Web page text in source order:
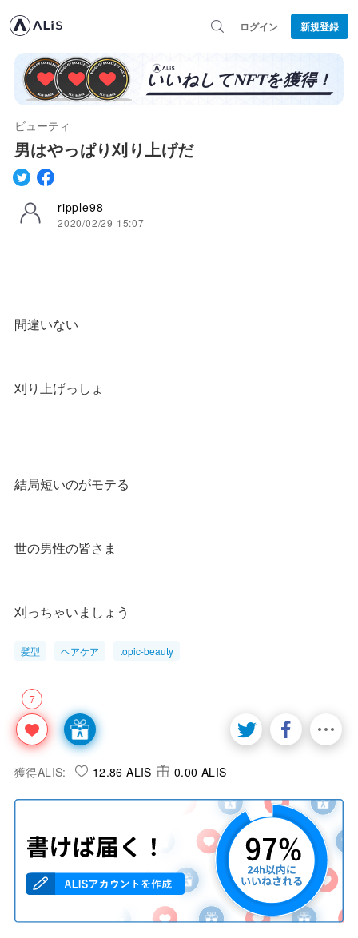
ログイン 新規登録
ビューティ
男はやっぱり刈り上げだ
ripple98
2020/02/29 15:07
間違いない
刈り上げっしょ
結局短いのがモテる
世の男性の皆さま
刈っちゃいましょう
髪型 ヘアケア topic-beauty
7
獲得ALIS: 12.86 ALIS 0.00 ALIS